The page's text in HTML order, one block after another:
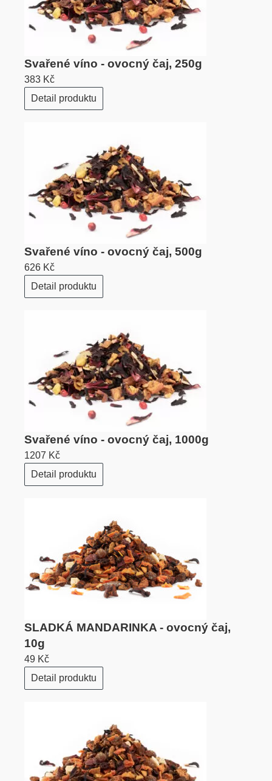
Svařené víno - ovocný čaj, 250g
383 Kč
Detail produktu
Svařené víno - ovocný čaj, 500g
626 Kč
Detail produktu
Svařené víno - ovocný čaj, 1000g
1207 Kč
Detail produktu
SLADKÁ MANDARINKA - ovocný čaj,
10g
49 Kč
Detail produktu